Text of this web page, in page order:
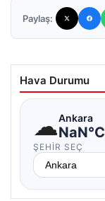
Paylaş:
Hava Durumu
☁Ankara
NaN°C
ŞEHIR SEÇ